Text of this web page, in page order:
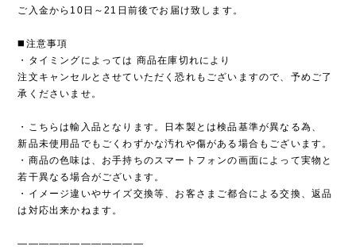
ご入金から10日～21日前後でお届け致します。
◼️注意事項
・タイミングによっては 商品在庫切れにより
注文キャンセルとさせていただく恐れもございますので、予めご了
承くださいませ。
・こちらは輸入品となります。日本製とは検品基準が異なる為、
新品未使用品でもごくわずかな汚れや傷がある場合もございます。
・商品の色味は、お手持ちのスマートフォンの画面によって実物と
若干異なる場合がございます。
・イメージ違いやサイズ交換等、お客さまご都合による交換、返品
は対応出来かねます。
————————————